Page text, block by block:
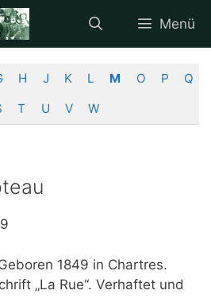
Menü
H J K L M O P
Q
T U V W
1849 in Chartres.
„La Rue“. Verhaftet und